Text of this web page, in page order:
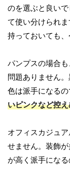
のを選ぶと良い
て使い分けられ
持っておいても、
パンプスの場合
問題ありません
色は派手になるの
いピンクなど控
オフィスカジュ
せません。装飾
が高く派手になる